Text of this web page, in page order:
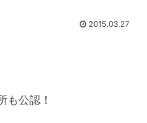
2015.03.27
も公認！